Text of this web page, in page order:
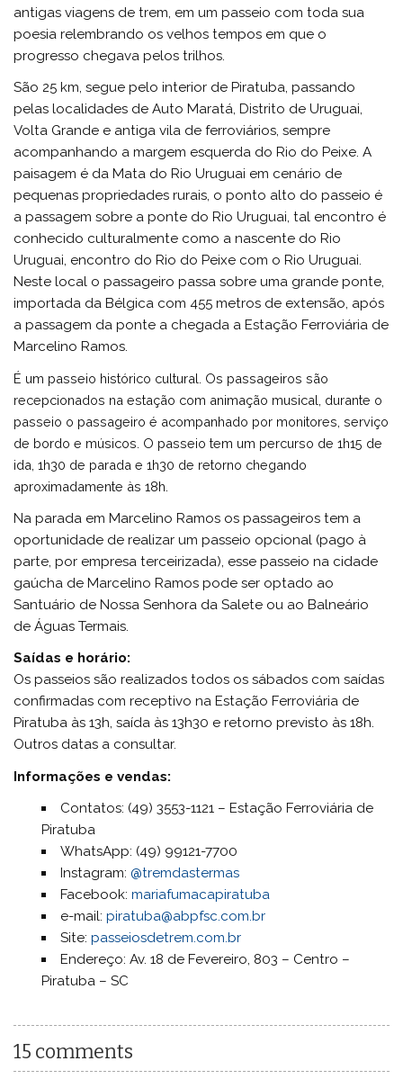
antigas viagens de trem, em um passeio com toda sua
poesia relembrando os velhos tempos em que o
progresso chegava pelos trilhos.
São 25 km, segue pelo interior de Piratuba, passando
pelas localidades de Auto Maratá, Distrito de Uruguai,
Volta Grande e antiga vila de ferroviários, sempre
acompanhando a margem esquerda do Rio do Peixe. A
paisagem é da Mata do Rio Uruguai em cenário de
pequenas propriedades rurais, o ponto alto do passeio é
a passagem sobre a ponte do Rio Uruguai, tal encontro é
conhecido culturalmente como a nascente do Rio
Uruguai, encontro do Rio do Peixe com o Rio Uruguai.
Neste local o passageiro passa sobre uma grande ponte,
importada da Bélgica com 455 metros de extensão, após
a passagem da ponte a chegada a Estação Ferroviária de
Marcelino Ramos.
É um passeio histórico cultural. Os passageiros são
recepcionados na estação com animação musical, durante o
passeio o passageiro é acompanhado por monitores, serviço
de bordo e músicos. O passeio tem um percurso de 1h15 de
ida, 1h30 de parada e 1h30 de retorno chegando
aproximadamente às 18h.
Na parada em Marcelino Ramos os passageiros tem a
oportunidade de realizar um passeio opcional (pago à
parte, por empresa terceirizada), esse passeio na cidade
gaúcha de Marcelino Ramos pode ser optado ao
Santuário de Nossa Senhora da Salete ou ao Balneário
de Águas Termais.
Saídas e horário:
Os passeios são realizados todos os sábados com saídas
confirmadas com receptivo na Estação Ferroviária de
Piratuba às 13h, saída às 13h30 e retorno previsto às 18h.
Outros datas a consultar.
Informações e vendas:
Contatos: (49) 3553-1121 – Estação Ferroviária de
Piratuba
WhatsApp: (49) 99121-7700
Instagram: @tremdastermas
Facebook: mariafumacapiratuba
e-mail: piratuba@abpfsc.com.br
Site: passeiosdetrem.com.br
Endereço: Av. 18 de Fevereiro, 803 – Centro –
Piratuba – SC
15 comments